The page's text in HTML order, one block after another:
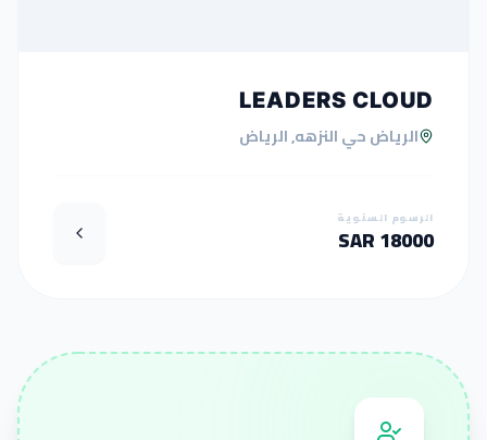
LEADERS CLOUD
الرياض حي النزهه, الرياض
الرسوم السنوية
18000 SAR